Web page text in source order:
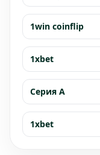
1win coinflip
1xbet
Серия А
1xbet